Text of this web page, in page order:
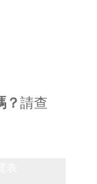
請查